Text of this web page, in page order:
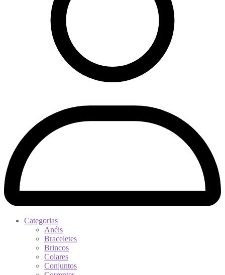
Categorias
Anéis
Braceletes
Brincos
Colares
Conjuntos